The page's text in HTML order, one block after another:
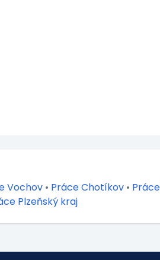
Vochov • Práce Chotíkov •
Plzeňský kraj